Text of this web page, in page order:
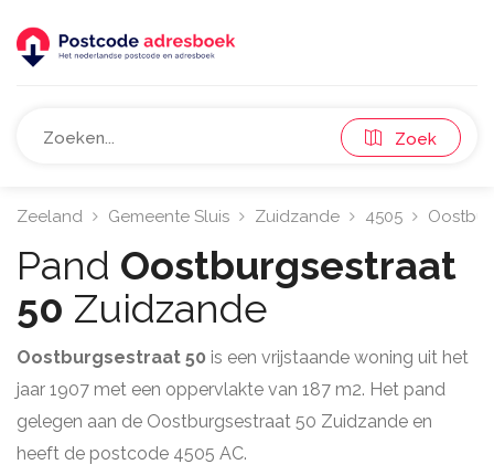
Zoek
Zeeland Gemeente Sluis Zuidzande 4505
Pand Oostburgsestraat
50 Zuidzande
Oostburgsestraat 50 is een vrijstaande woning uit het
jaar 1907 met een oppervlakte van 187 m2. Het pand
gelegen aan de Oostburgsestraat 50 Zuidzande en
heeft de postcode 4505 AC.